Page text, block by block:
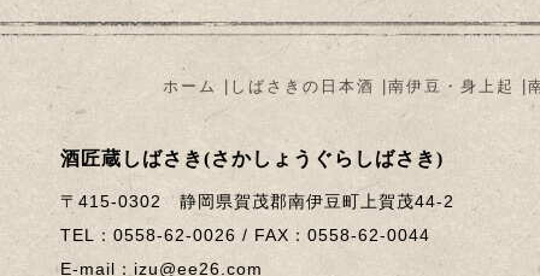
酒匠蔵しばさき(さかしょうぐらしばさき)
〒415-0302 静岡県賀茂郡南伊豆町上賀茂44-2
TEL：0558-62-0026 / FAX：0558-62-0044
E-mail：izu@ee26.com
ホーム しばさきの日本酒 南伊豆・身上起